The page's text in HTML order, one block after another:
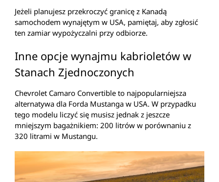
Jeżeli planujesz przekroczyć granicę z Kanadą
samochodem wynajętym w USA, pamiętaj, aby zgłosić
ten zamiar wypożyczalni przy odbiorze.
Inne opcje wynajmu kabrioletów w
Stanach Zjednoczonych
Chevrolet Camaro Convertible to najpopularniejsza
alternatywa dla Forda Mustanga w USA. W przypadku
tego modelu liczyć się musisz jednak z jeszcze
mniejszym bagażnikiem: 200 litrów w porównaniu z
320 litrami w Mustangu.